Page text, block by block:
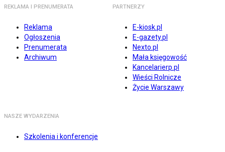
REKLAMA I PRENUMERATA
Reklama
Ogłoszenia
Prenumerata
Archiwum
PARTNERZY
E-kiosk.pl
E-gazety.pl
Nexto.pl
Mała księgowość
Kancelarierp.pl
Wieści Rolnicze
Życie Warszawy
NASZE WYDARZENIA
Szkolenia i konferencje